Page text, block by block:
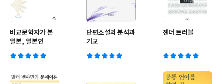
비교문학자가 본
일본, 일본인
단편소설의 분석과
기교
젠더 트러블